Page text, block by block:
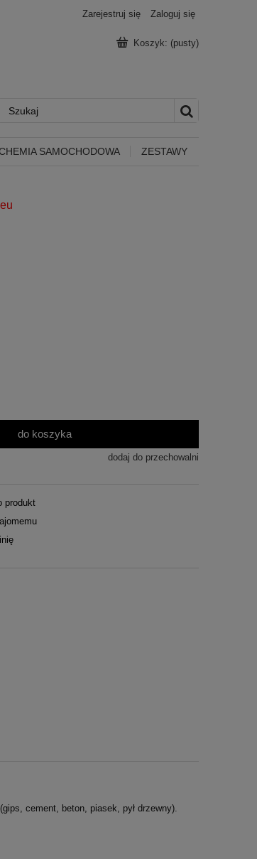
Zarejestruj się Zaloguj się
Koszyk: (pusty)
SAMOCHODOWA ZESTAWY
do koszyka
dodaj do przechowalni
produkt
cement, beton, piasek, pył drzewny).